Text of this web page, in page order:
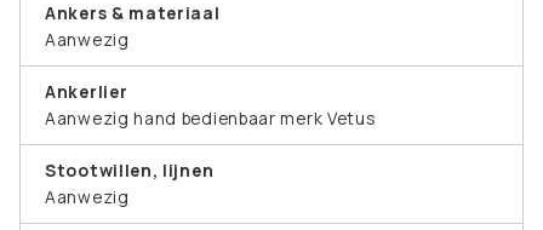
Ankers & materiaal
Aanwezig
Ankerlier
Aanwezig hand bedienbaar merk Vetus
Stootwillen, lijnen
Aanwezig